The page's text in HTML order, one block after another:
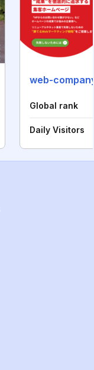
web-
Global rank
Daily Visitors